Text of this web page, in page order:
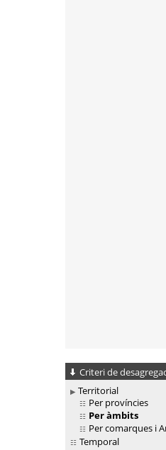
Criteri de
Territorial
Per províncies
Per àmbits
Per comarques i
Temporal